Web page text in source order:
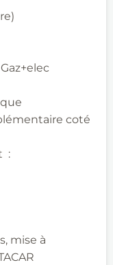
)
Gaz+elec
coté
:
mise à